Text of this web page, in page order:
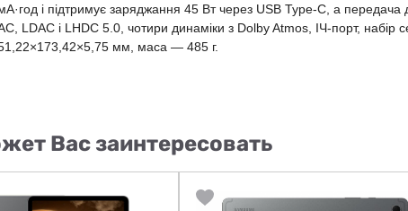
і підтримує заряджання 45 Вт через USB Type-C, а
LDAC і LHDC 5.0, чотири динаміки з Dolby Atmos, ІЧ-порт, набір
мм, маса — 485 г.
Вас заинтересовать